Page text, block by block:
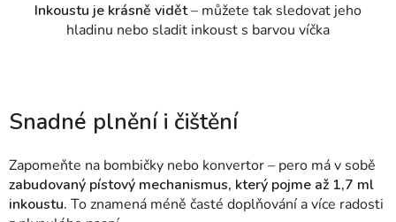
Inkoustu je krásně vidět– můžete tak sledovat jeho
hladinu nebo sladit inkoust s barvou víčka
Snadné plnění i čištění
Zapomeňte na bombičky nebo konvertor – pero má v sobě
zabudovaný pístový mechanismus, který pojme až 1,7 ml
inkoustu. To znamená méně časté doplňování a více radosti